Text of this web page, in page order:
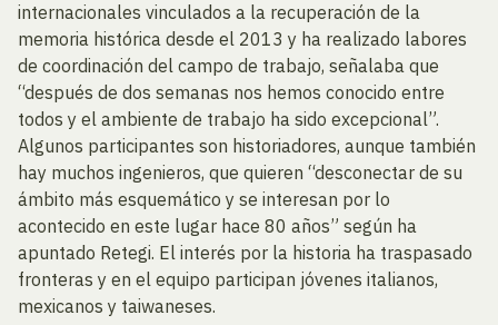
internacionales vinculados a la recuperación de la
memoria histórica desde el 2013 y ha realizado labores
de coordinación del campo de trabajo, señalaba que
“después de dos semanas nos hemos conocido entre
todos y el ambiente de trabajo ha sido excepcional”.
Algunos participantes son historiadores, aunque también
hay muchos ingenieros, que quieren “desconectar de su
ámbito más esquemático y se interesan por lo
acontecido en este lugar hace 80 años” según ha
apuntado Retegi. El interés por la historia ha traspasado
fronteras y en el equipo participan jóvenes italianos,
mexicanos y taiwaneses.